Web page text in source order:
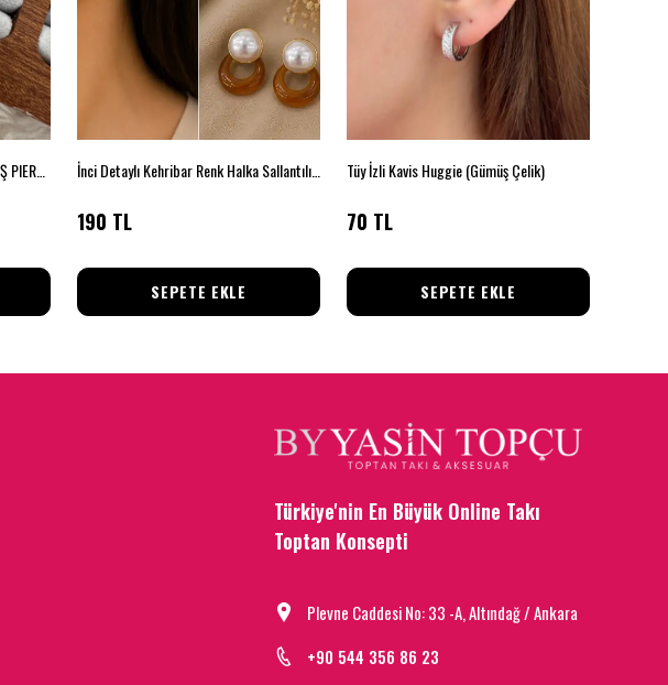
190 TL
SEPETE EKLE
Tüy İzli Kavis Huggie (Gümüş Çelik)
70 TL
SEPETE EKLE
Türkiye'nin En Büyük Online Takı
Toptan Konsepti
Plevne Caddesi No: 33 -A, Altındağ / Ankara
+90 544 356 86 23